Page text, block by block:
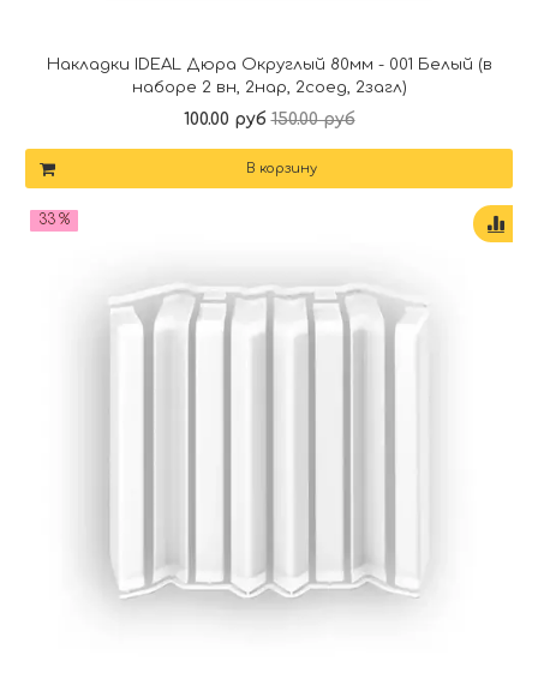
Накладки IDEAL Дюра Округлый 80мм - 001 Белый (в
наборе 2 вн, 2нар, 2соед, 2загл)
100.00 руб 150.00 руб
В корзину
33 %